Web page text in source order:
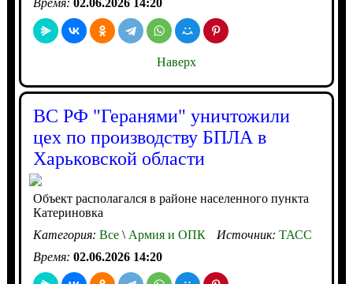
Время: 02.06.2026 14:20
Наверх
ВС РФ "Геранями" уничтожили
цех по производству БПЛА в
Харьковской области
Объект располагался в районе населенного пункта
Катериновка
Категория: Все\Армия и ОПК Источник: ТАСС
Время: 02.06.2026 14:20